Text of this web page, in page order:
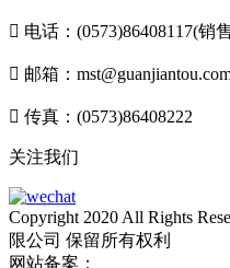
 电话：(0573)86408117(销
 邮箱：
 传真：(0573)86408222
关注我们
Copyright 2020 All Rights
限公司 保留所有权利
网站备案：